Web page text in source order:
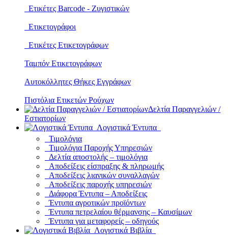
Ετικέτες Barcode - Ζυγιστικών
Ετικετογράφοι
Ετικέτες Ετικετογράφων
Ταμπόν Ετικετογράφων
Αυτοκόλλητες Θήκες Εγγράφων
Πιστόλια Ετικετών Ρούχων
Δελτία Παραγγελιών /
Εστιατορίων
Λογιστικά Έντυπα
Τιμολόγια
Τιμολόγια Παροχής Υπηρεσιών
Δελτία αποστολής – τιμολόγια
Αποδείξεις είσπραξης & πληρωμής
Αποδείξεις λιανικών συναλλαγών
Αποδείξεις παροχής υπηρεσιών
Διάφορα Έντυπα – Αποδείξεις
Έντυπα αγροτικών προϊόντων
Έντυπα πετρελαίου θέρμανσης – Καυσίμων
Έντυπα για μεταφορείς – οδηγούς
Λογιστικά Βιβλία